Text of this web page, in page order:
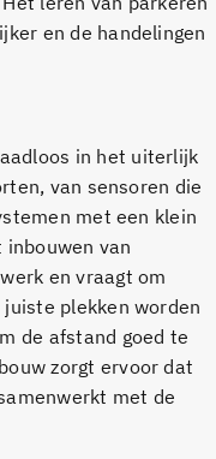
en de handelingen
in het uiterlijk
van sensoren die
met een klein
van
en vraagt om
plekken worden
de afstand goed te
zorgt ervoor dat
met de